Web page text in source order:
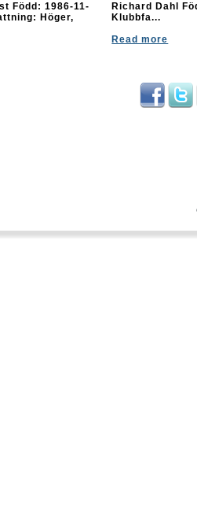
Född: 1986-11-
Höger,
Richard Dahl
Klubbfa...
Read more